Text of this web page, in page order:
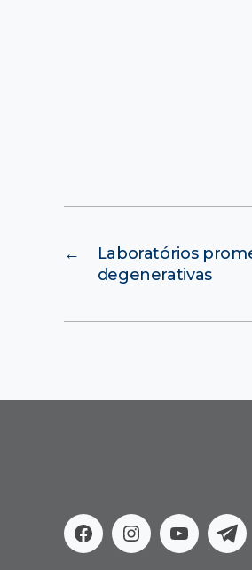
←
Laboratórios
degenerativas
FacebookInstagram
Youtube